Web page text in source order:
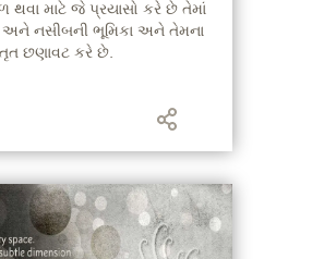
થવા માટે જે પ્રયાસો કરે છે તેમાં
અને નસીબની ભૂમિકા અને તેમના
છણાવટ કરે છે.